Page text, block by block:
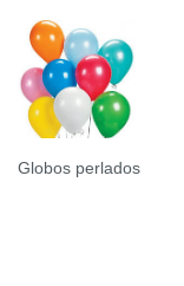
Globos perlados